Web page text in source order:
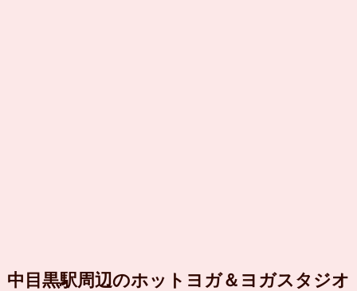
中目黒駅周辺のホットヨガ＆ヨガスタジオ